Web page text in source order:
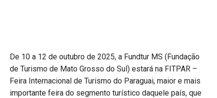
De 10 a 12 de outubro de 2025, a Fundtur MS (Fundação
de Turismo de Mato Grosso do Sul) estará na FITPAR –
Feira Internacional de Turismo do Paraguai, maior e mais
importante feira do segmento turístico daquele país, que